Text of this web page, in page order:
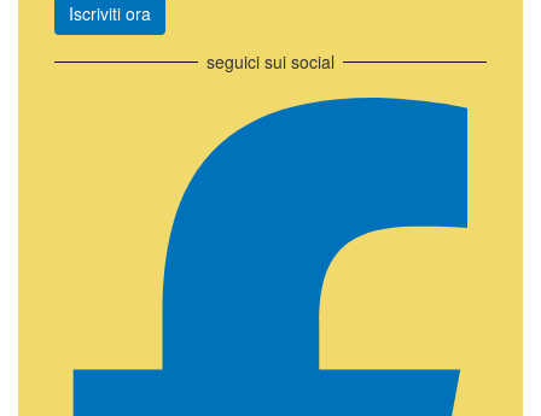
Iscriviti ora
seguici sui social